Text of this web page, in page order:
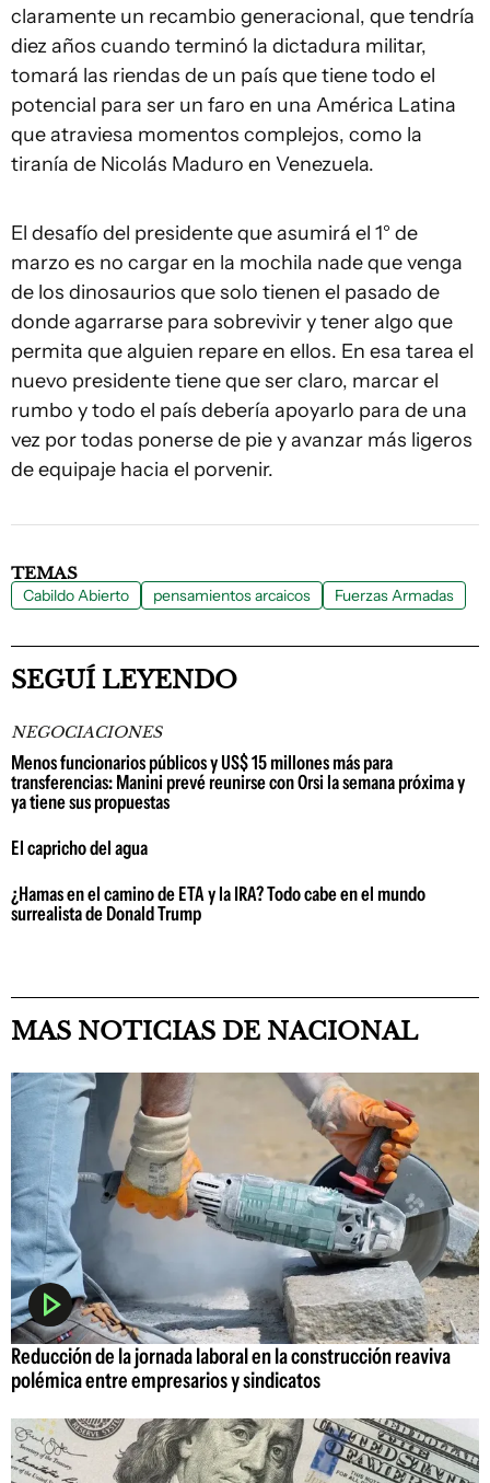
claramente un recambio generacional, que tendría
diez años cuando terminó la dictadura militar,
tomará las riendas de un país que tiene todo el
potencial para ser un faro en una América Latina
que atraviesa momentos complejos, como la
tiranía de Nicolás Maduro en Venezuela.
El desafío del presidente que asumirá el 1° de
marzo es no cargar en la mochila nade que venga
de los dinosaurios que solo tienen el pasado de
donde agarrarse para sobrevivir y tener algo que
permita que alguien repare en ellos. En esa tarea el
nuevo presidente tiene que ser claro, marcar el
rumbo y todo el país debería apoyarlo para de una
vez por todas ponerse de pie y avanzar más ligeros
de equipaje hacia el porvenir.
TEMAS
Cabildo Abierto pensamientos arcaicos Fuerzas Armadas
SEGUÍ LEYENDO
NEGOCIACIONES
Menos funcionarios públicos y US$ 15 millones más para
transferencias: Manini prevé reunirse con Orsi la semana próxima y
ya tiene sus propuestas
El capricho del agua
¿Hamas en el camino de ETA y la IRA? Todo cabe en el mundo
surrealista de Donald Trump
MAS NOTICIAS DE NACIONAL
Reducción de la jornada laboral en la construcción reaviva
polémica entre empresarios y sindicatos